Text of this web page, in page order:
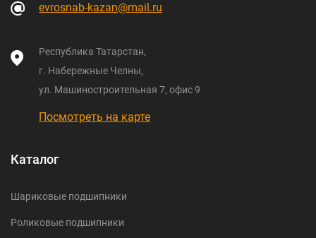
evrosnab-kazan@mail.ru
Республика Татарстан,
г. Набережные Челны,
ул. Машиностроительная 7, офис 9
Посмотреть на карте
Каталог
Шариковые подшипники
Роликовые подшипники